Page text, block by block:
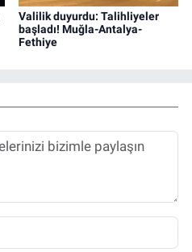
Valilik duyurdu: Talihliyeler
başladı! Muğla-Antalya-
Fethiye